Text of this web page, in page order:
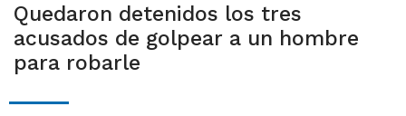
Quedaron detenidos los tres
acusados de golpear a un hombre
para robarle